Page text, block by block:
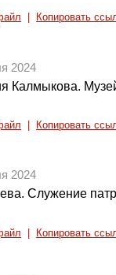
Копировать
2024
Калмыкова.
Копировать
2024
Служение
Копировать